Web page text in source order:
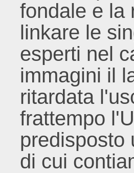
fondale e la
linkare le
esperti nel
immagini il
ritardata
frattempo
predisposto
di cui